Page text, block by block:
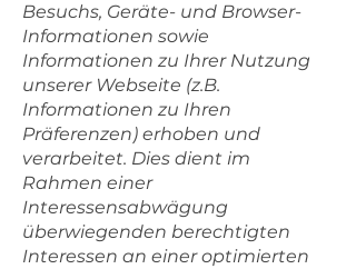
Besuchs, Geräte- und Browser-
Informationen sowie
Informationen zu Ihrer Nutzung
unserer Webseite (z.B.
Informationen zu Ihren
Präferenzen) erhoben und
verarbeitet. Dies dient im
Rahmen einer
Interessensabwägung
überwiegenden berechtigten
Interessen an einer optimierten